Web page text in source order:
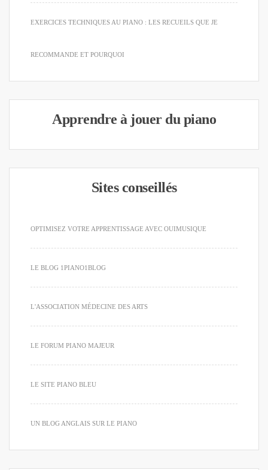
EXERCICES TECHNIQUES AU PIANO : LES RECUEILS QUE JE
RECOMMANDE ET POURQUOI
Apprendre à jouer du piano
Sites conseillés
OPTIMISEZ VOTRE APPRENTISSAGE AVEC OUIMUSIQUE
LE BLOG 1PIANO1BLOG
L'ASSOCIATION MÉDECINE DES ARTS
LE FORUM PIANO MAJEUR
LE SITE PIANO BLEU
UN BLOG ANGLAIS SUR LE PIANO